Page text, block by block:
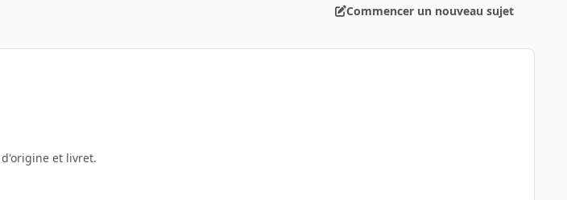
Commencer un nouveau sujet
et livret.